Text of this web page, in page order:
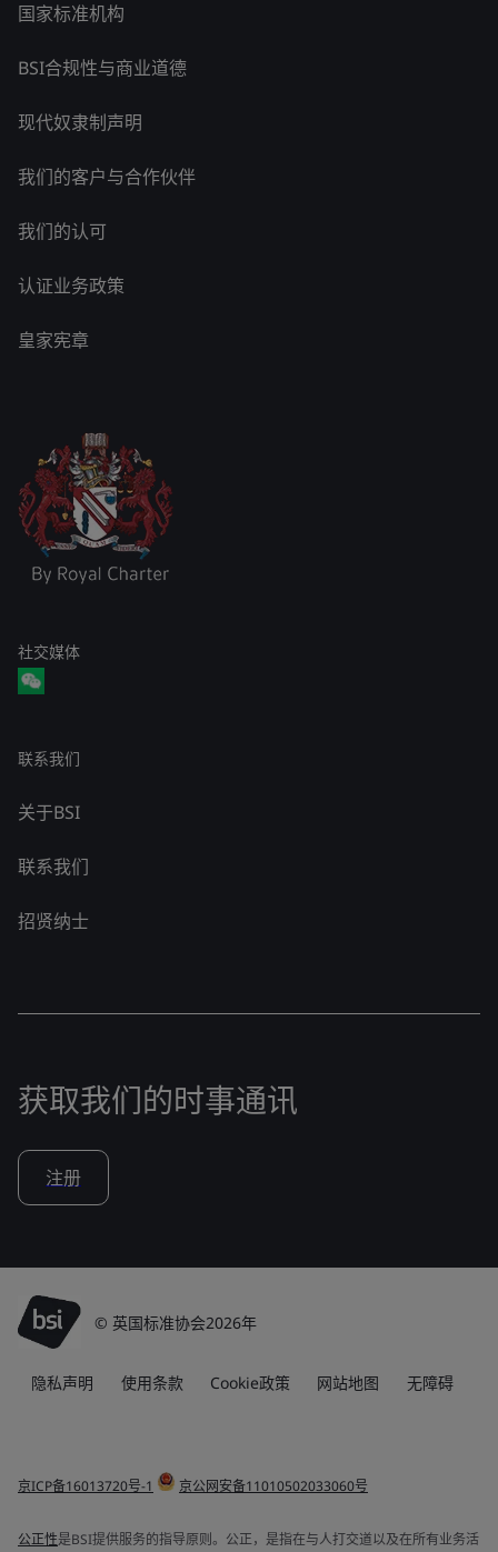
国家标准机构
BSI合规性与商业道德
现代奴隶制声明
我们的客户与合作伙伴
我们的认可
认证业务政策
皇家宪章
社交媒体
联系我们
关于BSI
联系我们
招贤纳士
获取我们的时事通讯
注册
© 英国标准协会2026年
隐私声明 使用条款 Cookie政策 网站地图 无障碍
京ICP备16013720号-1 京公网安备11010502033060号
公正性是BSI提供服务的指导原则。公正，是指在与人打交道以及在所有业务活